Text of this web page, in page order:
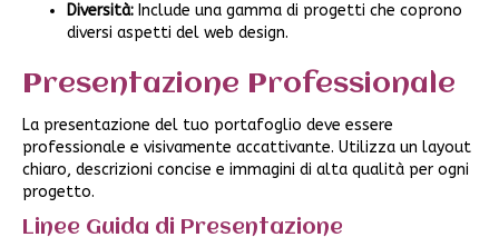
Diversità: Include una gamma di progetti che coprono
diversi aspetti del web design.
Presentazione Professionale
La presentazione del tuo portafoglio deve essere
professionale e visivamente accattivante. Utilizza un layout
chiaro, descrizioni concise e immagini di alta qualità per ogni
progetto.
Linee Guida di Presentazione